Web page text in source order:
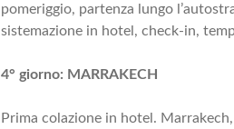
pomeriggio, partenza lungo
sistemazione in hotel, check-in,
4° giorno: MARRAKECH
Prima colazione in hotel.